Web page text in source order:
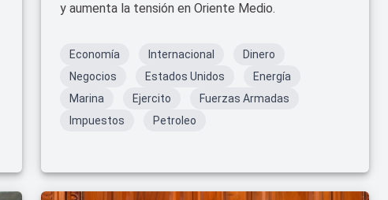
y aumenta la tensión en Oriente Medio.
Economía Internacional
Dinero
Negocios
Estados Unidos
Energía
Marina
Ejercito
Fuerzas Armadas
Impuestos
Petroleo